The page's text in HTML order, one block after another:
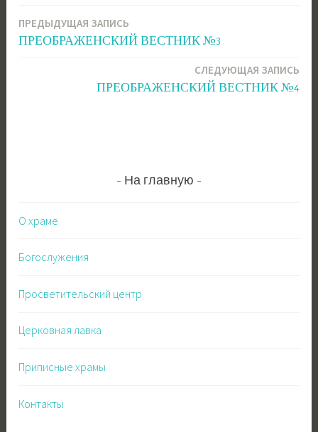
Навигация
ПРЕДЫДУЩАЯ ЗАПИСЬ
ПРЕОБРАЖЕНСКИЙ ВЕСТНИК №3
СЛЕДУЮЩАЯ ЗАПИСЬ
ПРЕОБРАЖЕНСКИЙ ВЕСТНИК №4
На главную
О храме
Богослужения
Просветительский центр
Церковная лавка
Приписные храмы
Контакты